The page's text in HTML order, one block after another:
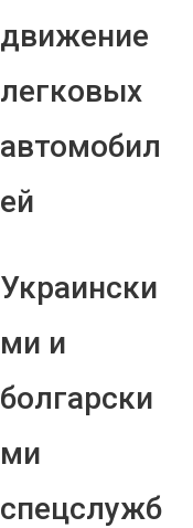
движение
легковых
автомобил
ей
Украински
ми и
болгарски
ми
спецслужб